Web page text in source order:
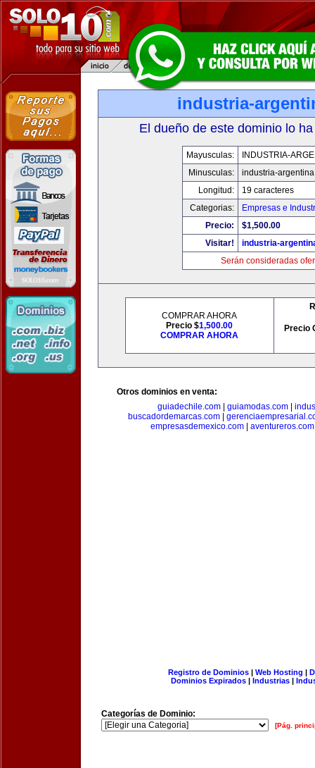
industria-
El dueño de este dominio lo
Mayusculas:
INDUSTRIA-
Minusculas:
industria-
Longitud:
19 caracteres
Categorias:
Empresas e
Precio:
$1,500.00
Visitar!
industria-
Serán consideradas
COMPRAR AHORA
Precio $1,500.00
COMPRAR AHORA
Precio
Otros dominios en venta:
guiadechile.com
guiamodas.com
buscadordemarcas.com|
empresasdemexico.com| aventureros.com
Registro de Dominios| Web Hosting |
Dominios Expirados | Industrias |
Categorías de Dominio:
[Pág.